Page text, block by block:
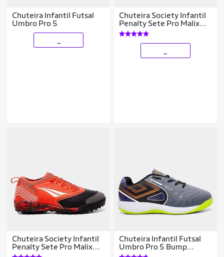
Chuteira Infantil Futsal
Umbro Pro 5
Chuteira Society Infantil
Penalty Sete Pro Malix
Locker
Chuteira Society Infantil
Penalty Sete Pro Malix
Locker
Chuteira Infantil Futsal
Umbro Pro 5 Bump
Unissex